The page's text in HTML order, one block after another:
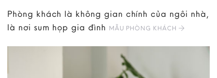
Phòng khách là không gian chính của ngôi nhà,
là nơi sum họp gia đình MẪU PHÒNG KHÁCH